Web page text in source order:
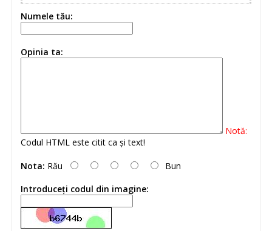
Numele tău:
Opinia ta:
Notă:
Codul HTML este citit ca şi text!
Nota: Rău
Bun
Introduceţi codul din imagine: